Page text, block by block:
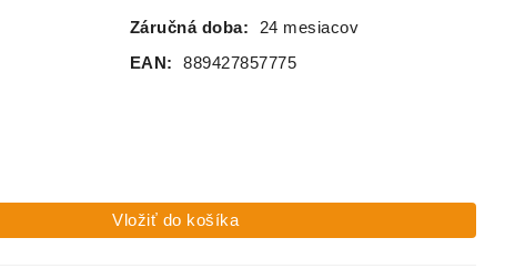
Záručná doba:
24 mesiacov
EAN: 889427857775